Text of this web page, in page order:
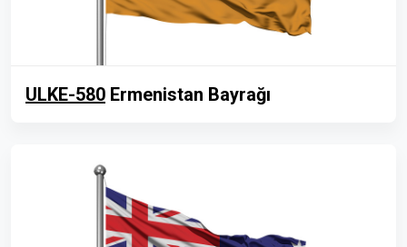
ULKE-580 Ermenistan Bayrağı